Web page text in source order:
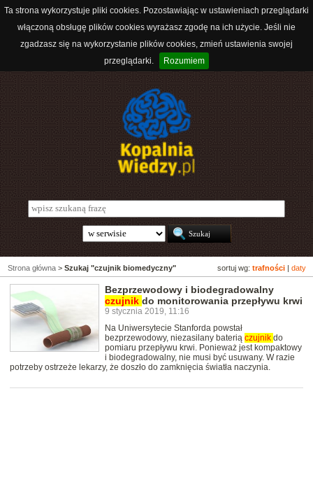
Ta strona wykorzystuje pliki cookies. Pozostawiając w ustawieniach przeglądarki
włączoną obsługę plików cookies wyrażasz zgodę na ich użycie. Jeśli nie
zgadzasz się na wykorzystanie plików cookies, zmień ustawienia swojej
przeglądarki.
Rozumiem
sortuj wg: trafności daty
Strona główna > Szukaj "czujnik biomedyczny"
Bezprzewodowy i biodegradowalny
czujnik do monitorowania przepływu krwi
9 stycznia 2019, 11:16
Na Uniwersytecie Stanforda powstał
bezprzewodowy, niezasilany baterią czujnik do
pomiaru przepływu krwi. Ponieważ jest kompaktowy
i biodegradowalny, nie musi być usuwany. W razie
potrzeby ostrzeże lekarzy, że doszło do zamknięcia światła naczynia.